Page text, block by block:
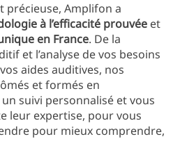
précieuse, Amplifon a
à l’efficacité prouvée et
en France. De la
et l’analyse de vos besoins
aides auditives, nos
et formés en
suivi personnalisé et vous
leur expertise, pour vous
pour mieux comprendre,